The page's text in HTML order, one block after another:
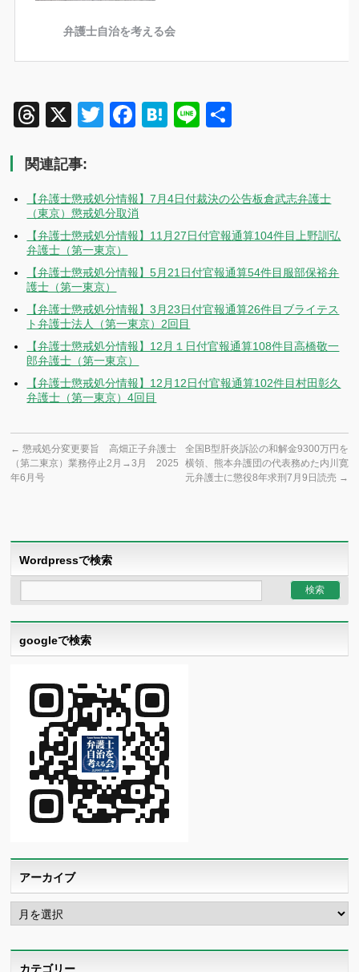
Threads
X TwitterFacebook
Hatena
Line
関連記事:
【弁護士懲戒処分情報】7月4日付裁決の公告板倉武志弁護士
（東京）懲戒処分取消
【弁護士懲戒処分情報】11月27日付官報通算104件目上野訓弘
弁護士（第一東京）
【弁護士懲戒処分情報】5月21日付官報通算54件目服部保裕弁
護士（第一東京）
【弁護士懲戒処分情報】3月23日付官報通算26件目ブライテス
ト弁護士法人（第一東京）2回目
【弁護士懲戒処分情報】12月１日付官報通算108件目高橋敬一
郎弁護士（第一東京）
【弁護士懲戒処分情報】12月12日付官報通算102件目村田彰久
弁護士（第一東京）4回目
← 懲戒処分変更要旨 高畑正子弁護士
（第二東京）業務停止2月→3月 2025
年6月号
全国B型肝炎訴訟の和解金9300万円を
横領、熊本弁護団の代表務めた内川寛
元弁護士に懲役8年求刑7月9日読売 →
Wordpressで検索
googleで検索
アーカイブ
ア
ー
カ
カテゴリー